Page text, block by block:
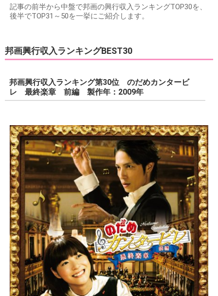
記事の前半から中盤で邦画の興行収入ランキングTOP30を、
後半でTOP31～50を一挙にご紹介します。
邦画興行収入ランキングBEST30
邦画興行収入ランキング第30位 のだめカンタービ
レ 最終楽章 前編 製作年：2009年